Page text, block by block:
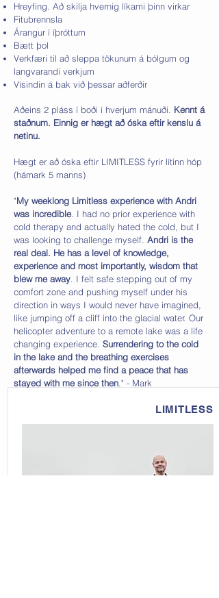
Hreyfing. Að skilja hvernig líkami þinn virkar
Fitubrennsla
Árangur í íþróttum
Bætt þol
Verkfæri til að sleppa tökunum á bólgum og
langvarandi verkjum
Vísindin á bak við þessar aðferðir
Aðeins 2 pláss í boði í hverjum mánuði. Kennt á
staðnum. Einnig er hægt að óska eftir kenslu á
netinu.
Hægt er að óska eftir LIMITLESS fyrir lítinn hóp
(hámark 5 manns)
"My weeklong Limitless experience with Andri
was incredible. I had no prior experience with
cold therapy and actually hated the cold, but I
was looking to challenge myself. Andri is the
real deal. He has a level of knowledge,
experience and most importantly, wisdom that
blew me away. I felt safe stepping out of my
comfort zone and pushing myself under his
direction in ways I would never have imagined,
like jumping off a cliff into the glacial water. Our
helicopter adventure to a remote lake was a life
changing experience. Surrendering to the cold
in the lake and the breathing exercises
afterwards helped me find a peace that has
stayed with me since then." - Mark
LIMITLESS